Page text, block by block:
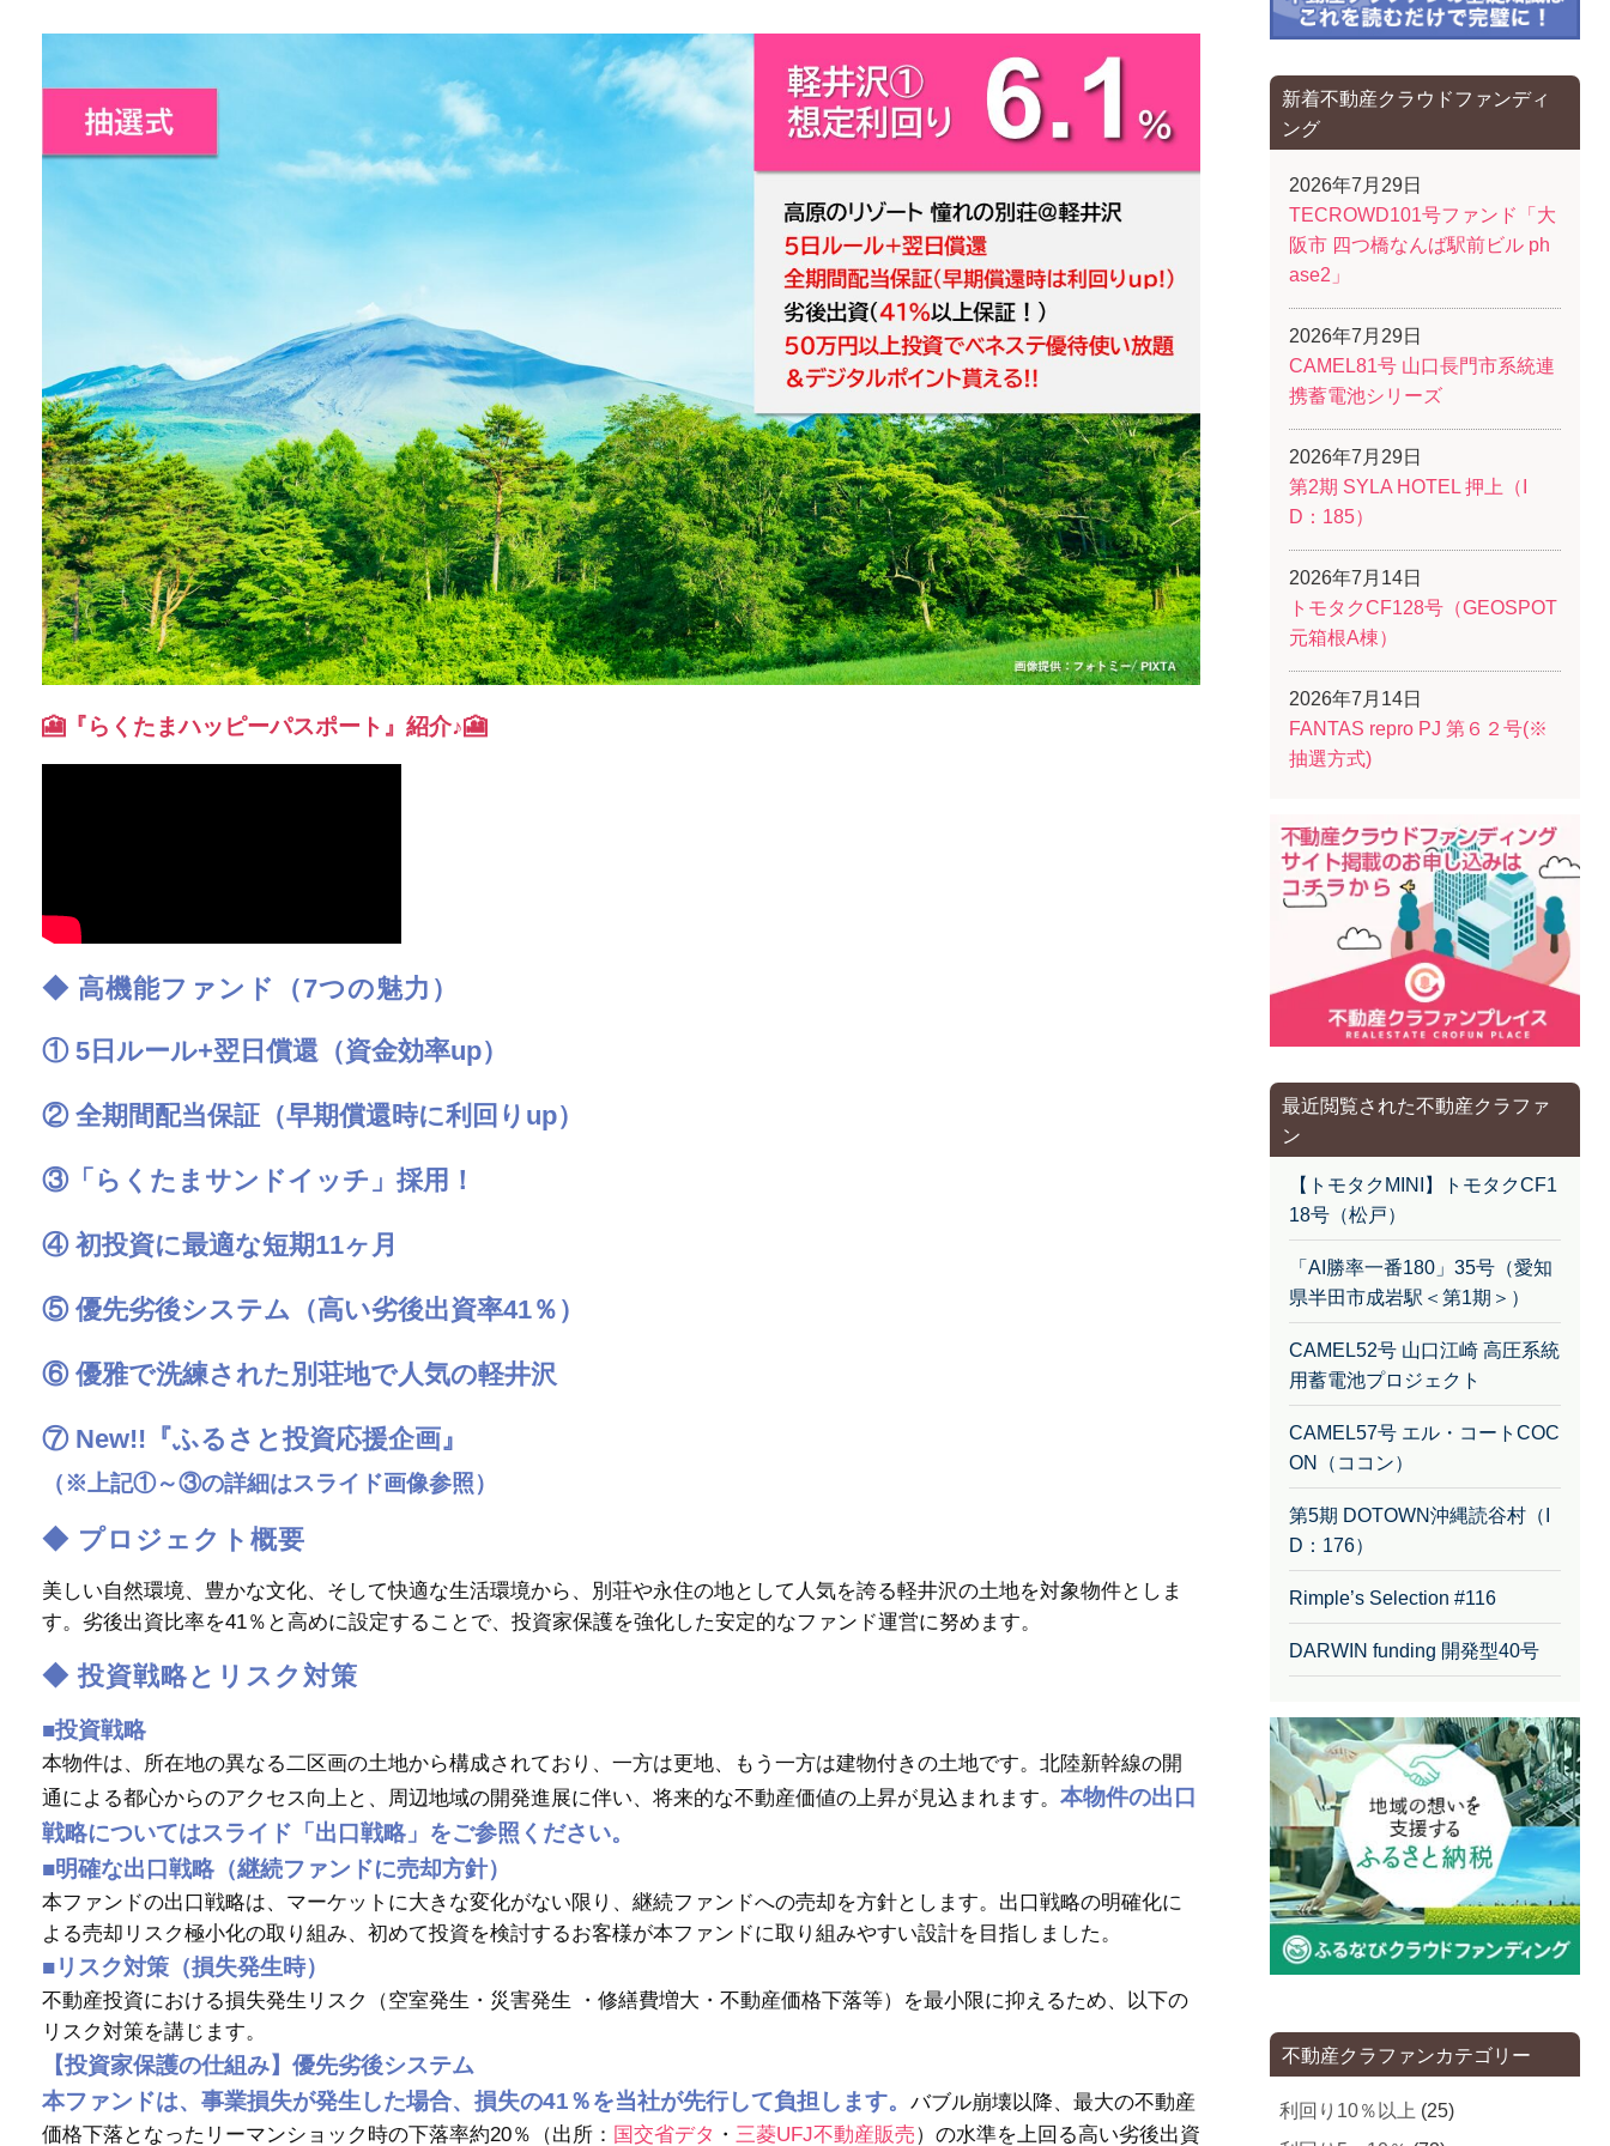
🎦『らくたまハッピーパスポート』紹介♪🎦
◆ 高機能ファンド（7つの魅力）
① 5日ルール+翌日償還（資金効率up）
② 全期間配当保証（早期償還時に利回りup）
③「らくたまサンドイッチ」採用！
④初投資に最適な短期11ヶ月
⑤ 優先劣後システム（高い劣後出資率41％）
⑥優雅で洗練された別荘地で人気の軽井沢
⑦New!!『ふるさと投資応援企画』
（※上記①～③の詳細はスライド画像参照）
◆ プロジェクト概要
美しい自然環境、豊かな文化、そして快適な生活環境から、別荘や永住の地として人気を誇る軽井沢の土地を対象物件としま
す。劣後出資比率を41％と高めに設定することで、投資家保護を強化した安定的なファンド運営に努めます。
◆ 投資戦略とリスク対策
■投資戦略
本物件は、所在地の異なる二区画の土地から構成されており、一方は更地、もう一方は建物付きの土地です。北陸新幹線の開
通による都心からのアクセス向上と、周辺地域の開発進展に伴い、将来的な不動産価値の上昇が見込まれます。 本物件の出口
戦略についてはスライド「出口戦略」をご参照ください。
■明確な出口戦略（継続ファンドに売却方針）
本ファンドの出口戦略は、マーケットに大きな変化がない限り、継続ファンドへの売却を方針とします。出口戦略の明確化に
よる売却リスク極小化の取り組み、初めて投資を検討するお客様が本ファンドに取り組みやすい設計を目指しました。
■リスク対策（損失発生時）
不動産投資における損失発生リスク（空室発生・災害発生 ・修繕費増大・不動産価格下落等）を最小限に抑えるため、以下の
リスク対策を講じます。
【投資家保護の仕組み】優先劣後システム
本ファンドは、事業損失が発生した場合、損失の41％を当社が先行して負担します。 バブル崩壊以降、最大の不動産
価格下落となったリーマンショック時の下落率約20％（出所： 国交省デタ ・ 三菱UFJ不動産販売）の水準を上回る高い劣後出資
新着不動産クラウドファンディ
ング
2026年7月29日
TECROWD101号ファンド「大
阪市 四つ橋なんば駅前ビル ph
ase2」
2026年7月29日
CAMEL81号 山口長門市系統連
携蓄電池シリーズ
2026年7月29日
第2期 SYLA HOTEL 押上（I
D：185）
2026年7月14日
トモタクCF128号（GEOSPOT
元箱根A棟）
2026年7月14日
FANTAS repro PJ 第６２号(※
抽選方式)
最近閲覧された不動産クラファ
ン
【トモタクMINI】トモタクCF1
18号（松戸）
「AI勝率一番180」35号（愛知
県半田市成岩駅＜第1期＞）
CAMEL52号 山口江崎 高圧系統
用蓄電池プロジェクト
CAMEL57号 エル・コートCOC
ON（ココン）
第5期 DOTOWN沖縄読谷村（I
D：176）
Rimple’s Selection #116
DARWIN funding 開発型40号
不動産クラファンカテゴリー
利回り10％以上 (25)